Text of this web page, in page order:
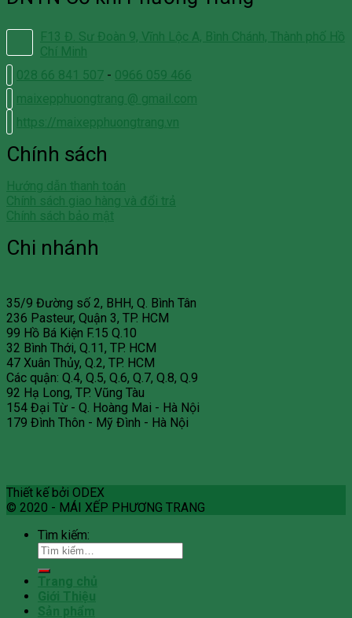
F13 Đ. Sư Đoàn 9, Vĩnh Lộc A, Bình Chánh, Thành phố Hồ
Chí Minh
028 66 841 507 - 0966 059 466
maixepphuongtrang @ gmail.com
https://maixepphuongtrang.vn
Chính sách
Hướng dẫn thanh toán
Chính sách giao hàng và đổi trả
Chính sách bảo mật
Chi nhánh
35/9 Đường số 2, BHH, Q. Bình Tân
236 Pasteur, Quận 3, TP. HCM
99 Hồ Bá Kiện F.15 Q.10
32 Bình Thới, Q.11, TP. HCM
47 Xuân Thủy, Q.2, TP. HCM
Các quận: Q.4, Q.5, Q.6, Q.7, Q.8, Q.9
92 Hạ Long, TP. Vũng Tàu
154 Đại Từ - Q. Hoàng Mai - Hà Nội
179 Đình Thôn - Mỹ Đình - Hà Nội
Thiết kế bởi ODEX
© 2020 - MÁI XẾP PHƯƠNG TRANG
Tìm kiếm:
Trang chủ
Giới Thiệu
Sản phẩm